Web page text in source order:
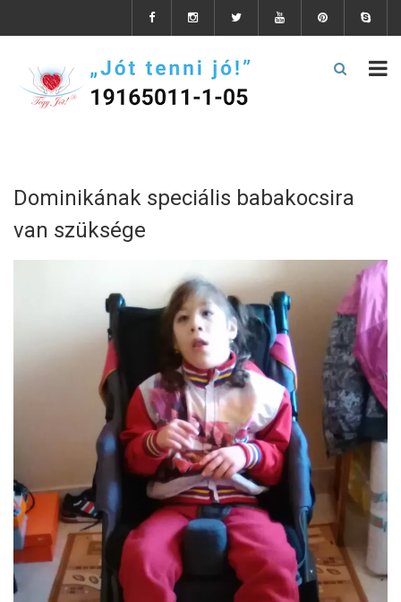
Dominikának speciális babakocsira
van szüksége